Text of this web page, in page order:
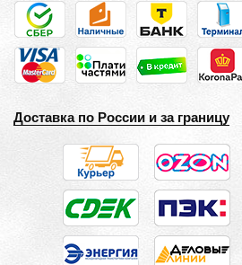
Доставка по России и за границу